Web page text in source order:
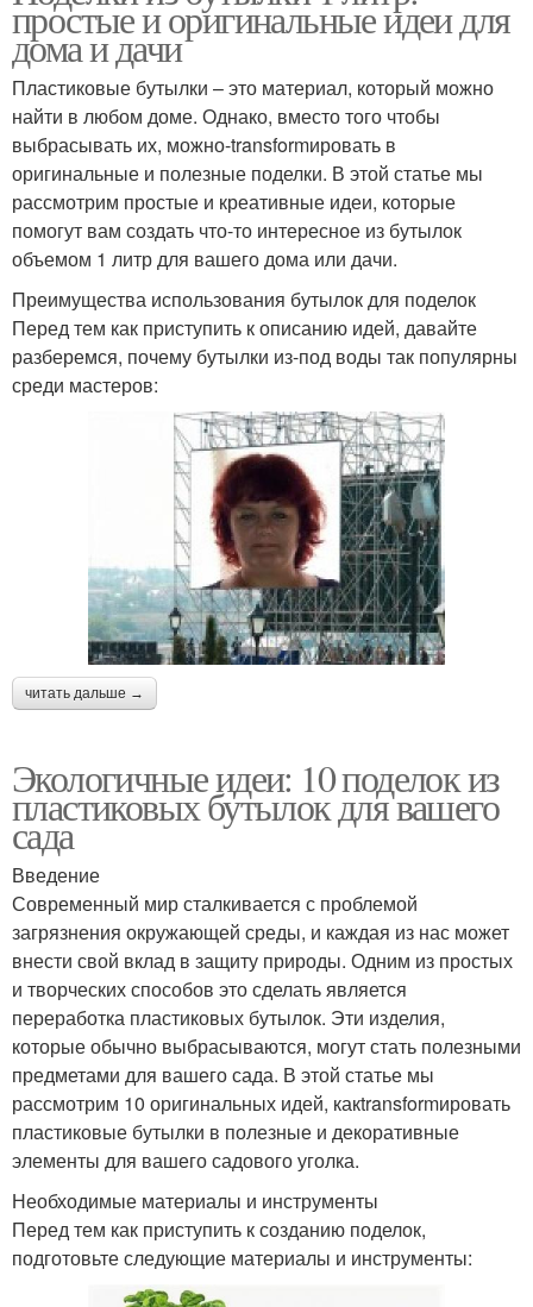
простые и оригинальные идеи для
дома и дачи
Пластиковые бутылки – это материал, который можно
найти в любом доме. Однако, вместо того чтобы
выбрасывать их, можно-transformировать в
оригинальные и полезные поделки. В этой статье мы
рассмотрим простые и креативные идеи, которые
помогут вам создать что-то интересное из бутылок
объемом 1 литр для вашего дома или дачи.
Преимущества использования бутылок для поделок
Перед тем как приступить к описанию идей, давайте
разберемся, почему бутылки из-под воды так популярны
среди мастеров:
читать дальше →
Экологичные идеи: 10 поделок из
пластиковых бутылок для вашего
сада
Введение
Современный мир сталкивается с проблемой
загрязнения окружающей среды, и каждая из нас может
внести свой вклад в защиту природы. Одним из простых
и творческих способов это сделать является
переработка пластиковых бутылок. Эти изделия,
которые обычно выбрасываются, могут стать полезными
предметами для вашего сада. В этой статье мы
рассмотрим 10 оригинальных идей, какtransformировать
пластиковые бутылки в полезные и декоративные
элементы для вашего садового уголка.
Необходимые материалы и инструменты
Перед тем как приступить к созданию поделок,
подготовьте следующие материалы и инструменты: